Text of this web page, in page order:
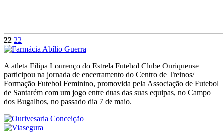
22 22
A atleta Filipa Lourenço do Estrela Futebol Clube Ouriquense
participou na jornada de encerramento do Centro de Treinos/
Formação Futebol Feminino, promovida pela Associação de Futebol
de Santarém com um jogo entre duas das suas equipas, no Campo
dos Bugalhos, no passado dia 7 de maio.